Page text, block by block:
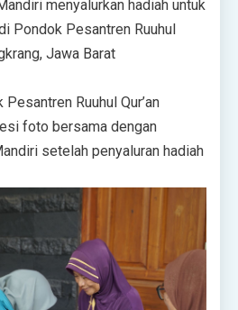
menyalurkan hadiah untuk
Pondok Pesantren Ruuhul
Jawa Barat
Ruuhul Qur’an
foto bersama dengan
setelah penyaluran hadiah